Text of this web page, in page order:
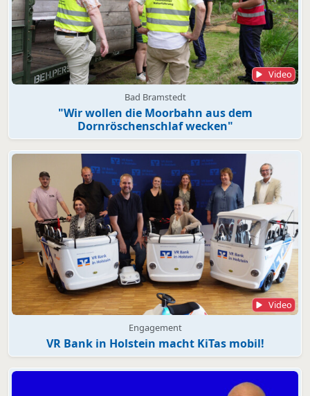
Video
Bad Bramstedt
"Wir wollen die Moorbahn aus dem
Dornröschenschlaf wecken"
Video
Engagement
VR Bank in Holstein macht KiTas mobil!